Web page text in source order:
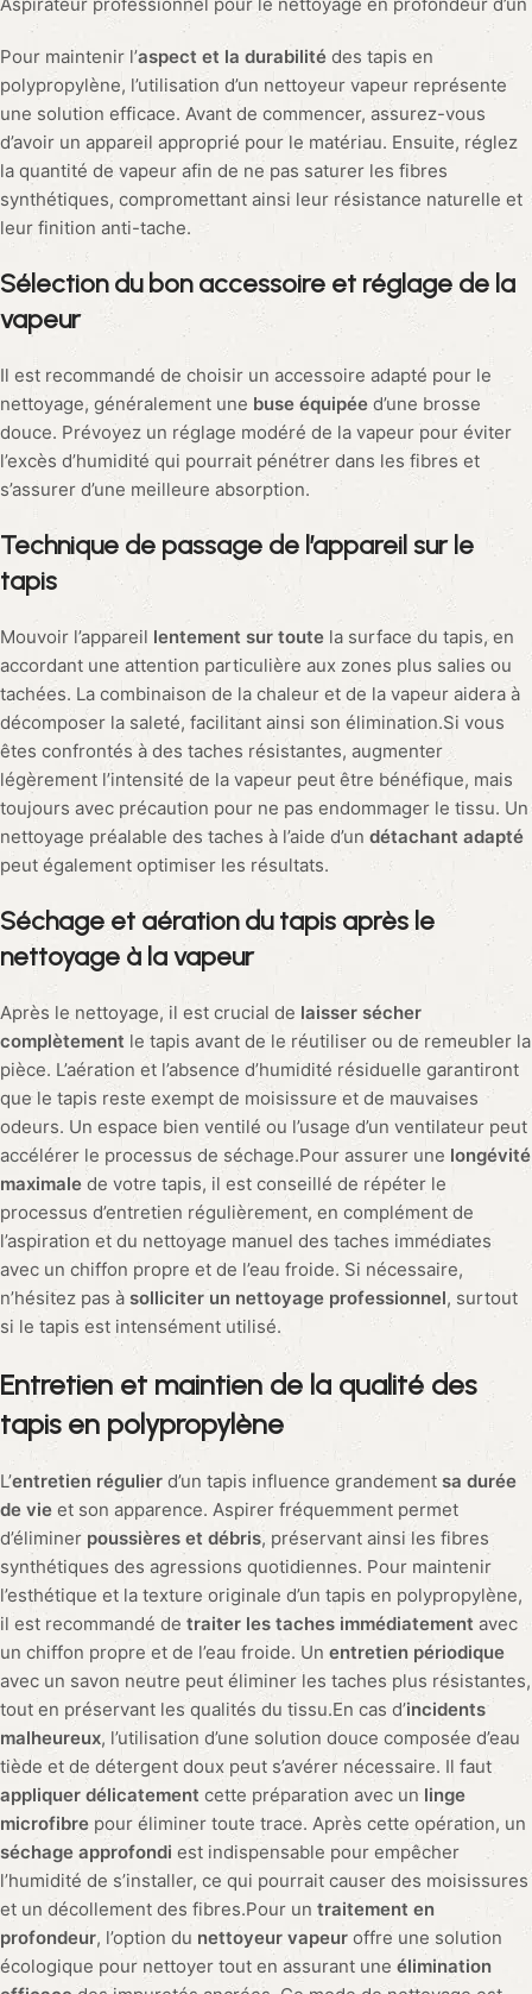
Pour maintenir l’aspect et la durabilité des tapis en
polypropylène, l’utilisation d’un nettoyeur vapeur représente
une solution efficace. Avant de commencer, assurez-vous
d’avoir un appareil approprié pour le matériau. Ensuite, réglez
la quantité de vapeur afin de ne pas saturer les fibres
synthétiques, compromettant ainsi leur résistance naturelle et
leur finition anti-tache.
Sélection du bon accessoire et réglage de la
vapeur
Il est recommandé de choisir un accessoire adapté pour le
nettoyage, généralement une buse équipée d’une brosse
douce. Prévoyez un réglage modéré de la vapeur pour éviter
l’excès d’humidité qui pourrait pénétrer dans les fibres et
s’assurer d’une meilleure absorption.
Technique de passage de l’appareil sur le
tapis
Mouvoir l’appareil lentement sur toute la surface du tapis, en
accordant une attention particulière aux zones plus salies ou
tachées. La combinaison de la chaleur et de la vapeur aidera à
décomposer la saleté, facilitant ainsi son élimination.Si vous
êtes confrontés à des taches résistantes, augmenter
légèrement l’intensité de la vapeur peut être bénéfique, mais
toujours avec précaution pour ne pas endommager le tissu. Un
nettoyage préalable des taches à l’aide d’un détachant adapté
peut également optimiser les résultats.
Séchage et aération du tapis après le
nettoyage à la vapeur
Après le nettoyage, il est crucial de laisser sécher
complètement le tapis avant de le réutiliser ou de remeubler la
pièce. L’aération et l’absence d’humidité résiduelle garantiront
que le tapis reste exempt de moisissure et de mauvaises
odeurs. Un espace bien ventilé ou l’usage d’un ventilateur peut
accélérer le processus de séchage.Pour assurer une longévité
maximale de votre tapis, il est conseillé de répéter le
processus d’entretien régulièrement, en complément de
l’aspiration et du nettoyage manuel des taches immédiates
avec un chiffon propre et de l’eau froide. Si nécessaire,
n’hésitez pas à solliciter un nettoyage professionnel, surtout
si le tapis est intensément utilisé.
Entretien et maintien de la qualité des
tapis en polypropylène
L’entretien régulier d’un tapis influence grandement sa durée
de vie et son apparence. Aspirer fréquemment permet
d’éliminer poussières et débris, préservant ainsi les fibres
synthétiques des agressions quotidiennes. Pour maintenir
l’esthétique et la texture originale d’un tapis en polypropylène,
il est recommandé de traiter les taches immédiatement avec
un chiffon propre et de l’eau froide. Un entretien périodique
avec un savon neutre peut éliminer les taches plus résistantes,
tout en préservant les qualités du tissu.En cas d’incidents
malheureux, l’utilisation d’une solution douce composée d’eau
tiède et de détergent doux peut s’avérer nécessaire. Il faut
appliquer délicatement cette préparation avec un linge
microfibre pour éliminer toute trace. Après cette opération, un
séchage approfondi est indispensable pour empêcher
l’humidité de s’installer, ce qui pourrait causer des moisissures
et un décollement des fibres.Pour un traitement en
profondeur, l’option du nettoyeur vapeur offre une solution
écologique pour nettoyer tout en assurant une élimination